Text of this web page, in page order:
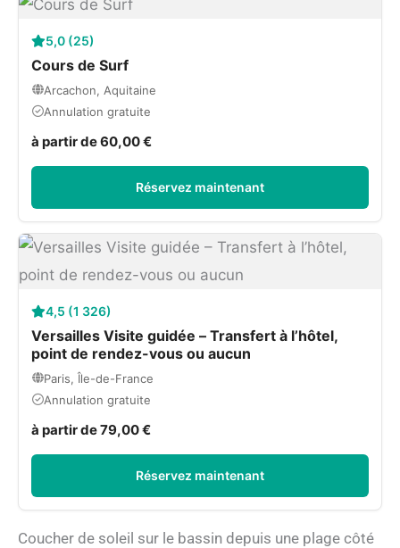
5,0 (25)
Cours de Surf
Arcachon, Aquitaine
Annulation gratuite
à partir de 60,00 €
Réservez maintenant
4,5 (1 326)
Versailles Visite guidée – Transfert à l’hôtel,
point de rendez-vous ou aucun
Paris, Île-de-France
Annulation gratuite
à partir de 79,00 €
Réservez maintenant
Coucher de soleil sur le bassin depuis une plage côté